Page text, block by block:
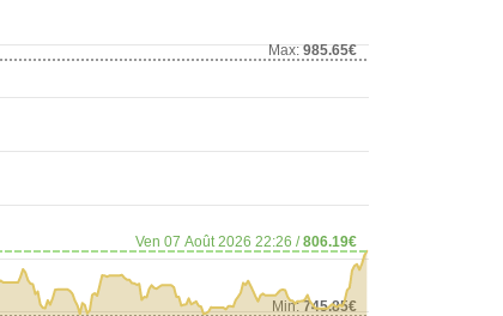
Min:745.85€
Max:985.65€
Ven 07 Août 2026 22:26 /806.19€